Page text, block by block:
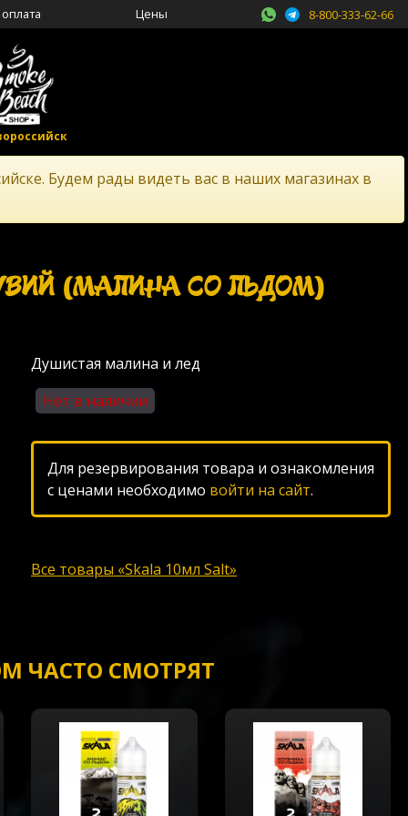
Цены 8-800-333-62-66
Будем рады видеть вас в наших магазинах в
(МАЛИНА СО ЛЬДОМ)
Душистая малина и лед
Нет в наличии
Для резервирования товара и ознакомления
с ценами необходимо войти на сайт.
Все товары «Skala 10мл Salt»
ЧАСТО СМОТРЯТ